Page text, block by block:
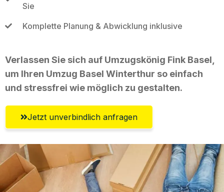
Sie
Komplette Planung & Abwicklung inklusive
Verlassen Sie sich auf Umzugskönig Fink Basel,
um Ihren Umzug Basel Winterthur so einfach
und stressfrei wie möglich zu gestalten.
Jetzt unverbindlich anfragen